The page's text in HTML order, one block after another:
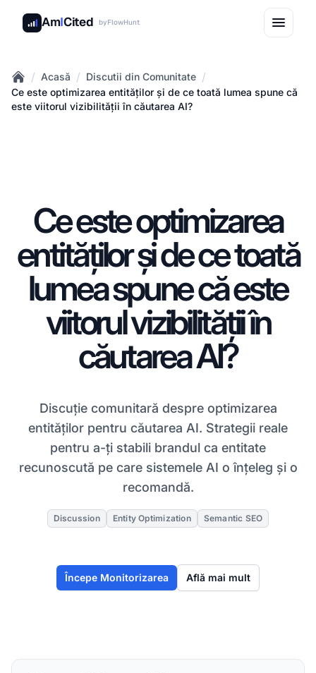
AmICited byFlowHunt
Home
/ Acasă / Discutii din Comunitate /
Ce este optimizarea entităților și de ce toată lumea spune că
este viitorul vizibilității în căutarea AI?
Ce este optimizarea
entităților și de ce toată
lumea spune că este
viitorul vizibilității în
căutarea AI?
Discuție comunitară despre optimizarea
entităților pentru căutarea AI. Strategii reale
pentru a-ți stabili brandul ca entitate
recunoscută pe care sistemele AI o înțeleg și o
recomandă.
Discussion Entity Optimization Semantic SEO
Începe Monitorizarea Află mai mult